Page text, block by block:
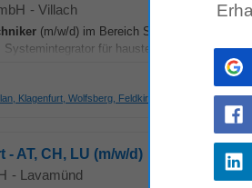
- Villach
(m/w/d) im Bereich Stark- und
für haustechnische
Klagenfurt, Wolfsberg, Feldkirchen in Kärnten,
AT, CH, LU (m/w/d)
- Lavamünd